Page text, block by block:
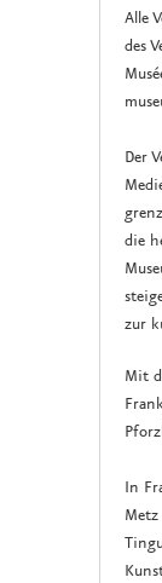
Alle
des
Der
die
zur
Mit
In